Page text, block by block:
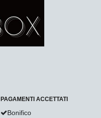
PAGAMENTI ACCETTATI
Bonifico